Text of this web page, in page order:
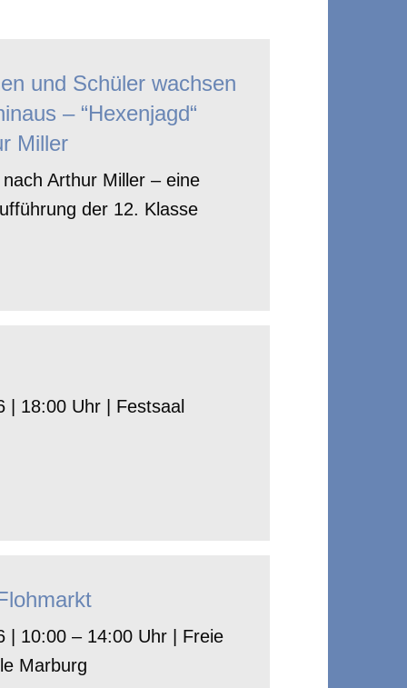
und Schüler wachsen
– “Hexenjagd“
Miller
nach Arthur Miller – eine
der 12. Klasse
| 18:00 Uhr | Festsaal
| 10:00 – 14:00 Uhr | Freie
Marburg